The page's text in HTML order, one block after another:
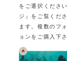
をご選択ください
ジ』をご覧くださ
ます。 複数のフ
ョンをご購入下さ